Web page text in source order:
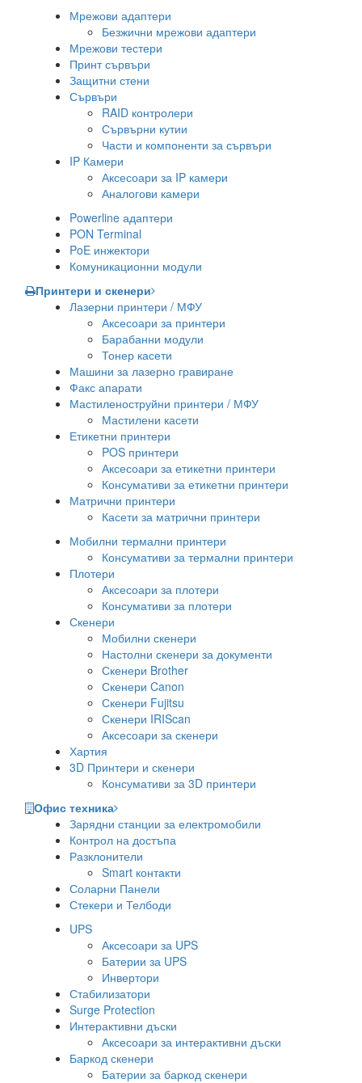
Мрежови адаптери
Безжични мрежови адаптери
Мрежови тестери
Принт сървъри
Защитни стени
Сървъри
RAID контролери
Сървърни кутии
Части и компоненти за сървъри
IP Камери
Аксесоари за IP камери
Аналогови камери
Powerline адаптери
PON Terminal
PoE инжектори
Комуникационни модули
Принтери и скенери
Лазерни принтери / МФУ
Аксесоари за принтери
Барабанни модули
Тонер касети
Машини за лазерно гравиране
Факс апарати
Мастиленоструйни принтери / МФУ
Мастилени касети
Етикетни принтери
POS принтери
Аксесоари за етикетни принтери
Консумативи за етикетни принтери
Матрични принтери
Касети за матрични принтери
Мобилни термални принтери
Консумативи за термални принтери
Плотери
Аксесоари за плотери
Консумативи за плотери
Скенери
Мобилни скенери
Настолни скенери за документи
Скенери Brother
Скенери Canon
Скенери Fujitsu
Скенери IRIScan
Аксесоари за скенери
Хартия
3D Принтери и скенери
Консумативи за 3D принтери
Офис техника
Зарядни станции за електромобили
Контрол на достъпа
Разклонители
Smart контакти
Соларни Панели
Стекери и Телбоди
UPS
Аксесоари за UPS
Батерии за UPS
Инвертори
Стабилизатори
Surge Protection
Интерактивни дъски
Аксесоари за интерактивни дъски
Баркод скенери
Батерии за баркод скенери